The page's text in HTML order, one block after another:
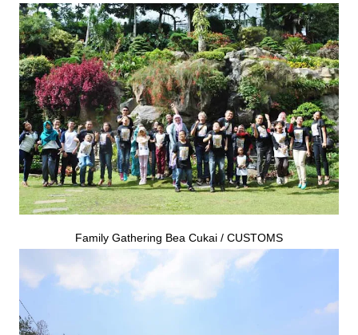
Family Gathering Bea Cukai / CUSTOMS